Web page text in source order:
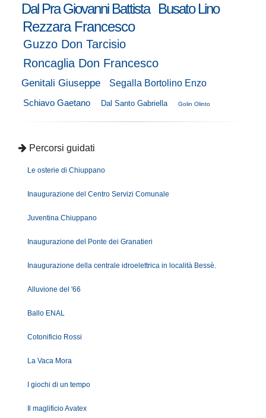
Dal Pra Giovanni Battista Busato Lino
Rezzara Francesco
Guzzo Don Tarcisio
Roncaglia Don Francesco
Genitali Giuseppe
Segalla Bortolino Enzo
Schiavo Gaetano
Dal Santo Gabriella Golin Olinto
Percorsi guidati
Le osterie di Chiuppano
Inaugurazione del Centro Servizi Comunale
Juventina Chiuppano
Inaugurazione del Ponte dei Granatieri
Inaugurazione della centrale idroelettrica in località Bessè.
Alluvione del '66
Ballo ENAL
Cotonificio Rossi
La Vaca Mora
I giochi di un tempo
Il maglificio Avatex